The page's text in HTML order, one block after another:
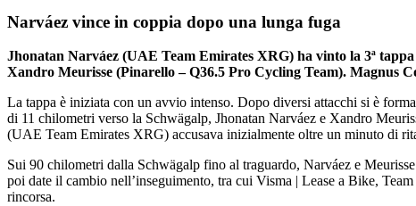
Narváez vince in coppia dopo una lunga fuga
Jhonatan Narváez (UAE Team Emirates XRG) ha vinto la 3ª
Xandro Meurisse (Pinarello – Q36.5 Pro Cycling Team). Magnus
La tappa è iniziata con un avvio intenso. Dopo diversi attacchi si è
di 11 chilometri verso la Schwägalp, Jhonatan Narváez e Xandro
(UAE Team Emirates XRG) accusava inizialmente oltre un minuto di
Sui 90 chilometri dalla Schwägalp fino al traguardo, Narváez e
poi date il cambio nell’inseguimento, tra cui Visma | Lease a Bike,
rincorsa.